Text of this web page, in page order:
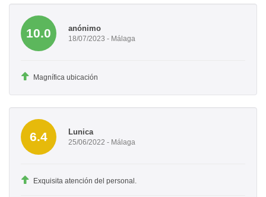
10.0 anónimo
18/07/2023 - Málaga
Magnífica ubicación
6.4 Lunica
25/06/2022 - Málaga
Exquisita atención del personal.